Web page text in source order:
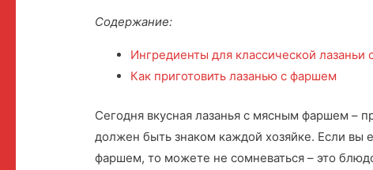
Содержание:
Ингредиенты для классической лазаньи
Как приготовить лазанью с фаршем
Сегодня вкусная лазанья с мясным фаршем –
должен быть знаком каждой хозяйке. Если вы
фаршем, то можете не сомневаться – это